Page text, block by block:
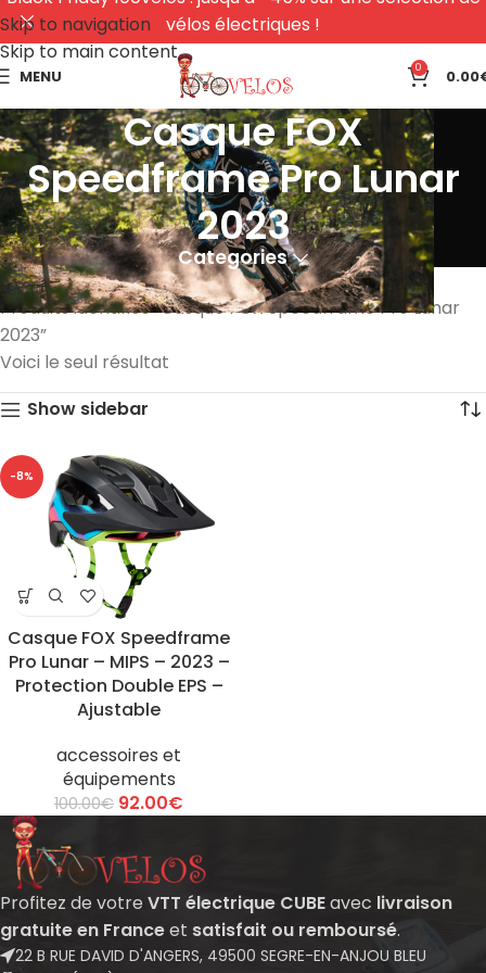
Skip to navigation
Skip to main content
MENU 0 0.00
Casque FOX
Speedframe Pro Lunar
2023
Categories
Accueil
Produits identifiés “Casque FOX Speedframe Pro Lunar
2023”
Voici le seul résultat
Show sidebar
-8%
Casque FOX Speedframe
Pro Lunar – MIPS – 2023 –
Protection Double EPS –
Ajustable
accessoires et
équipements
100.00€ 92.00€
Profitez de votre VTT électrique CUBEavec livraison
gratuite en Franceet satisfait ou remboursé.
22 B RUE DAVID D'ANGERS, 49500 SEGRE-EN-ANJOU BLEU
vélos électriques !